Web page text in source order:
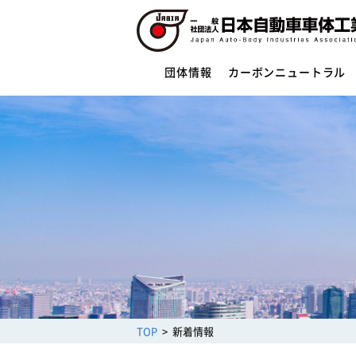
団体情報 カーボンニュートラル
団体情報
団体概要
安全への取組み
制度・法規
サイバーセキュリティー対応
架装物の安全点検制度
TOP 新着情報